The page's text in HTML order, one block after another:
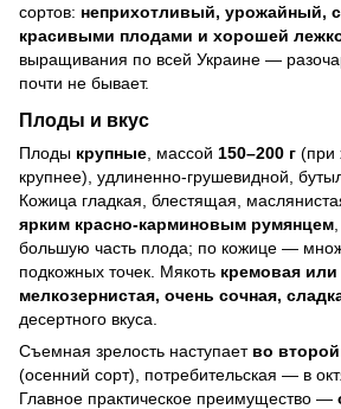
сортов: неприхотливый, урожайный,
красивыми плодами и хорошей
выращивания по всей Украине —
почти не бывает.
Плоды и вкус
Плоды крупные , массой 150–200 г (при
крупнее), удлиненно-грушевидной,
Кожица гладкая, блестящая,
ярким красно-карминовым румянцем
большую часть плода; по кожице —
подкожных точек. Мякоть кремовая
мелкозернистая, очень сочная,
десертного вкуса.
Съемная зрелость наступает во
(осенний сорт), потребительская — в
Главное практическое преимущество —